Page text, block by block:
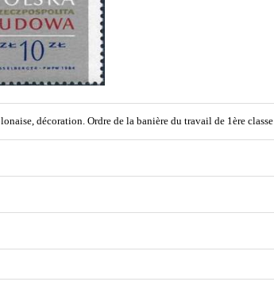
décoration. Ordre de la banière du travail de 1ère classe